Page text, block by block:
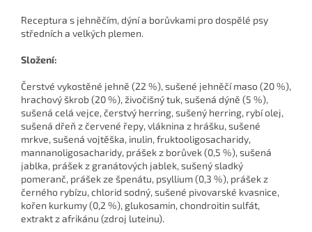
Receptura s jehněčím, dýní a borůvkami pro dospělé psy
středních a velkých plemen.
Složení:
Čerstvé vykostěné jehně (22 %), sušené jehněčí maso (20 %),
hrachový škrob (20 %), živočišný tuk, sušená dýně (5 %),
sušená celá vejce, čerstvý herring, sušený herring, rybí olej,
sušená dřeň z červené řepy, vláknina z hrášku, sušené
mrkve, sušená vojtěška, inulin, fruktooligosacharidy,
mannanoligosacharidy, prášek z borůvek (0,5 %), sušená
jablka, prášek z granátových jablek, sušený sladký
pomeranč, prášek ze špenátu, psyllium (0,3 %), prášek z
černého rybízu, chlorid sodný, sušené pivovarské kvasnice,
kořen kurkumy (0,2 %), glukosamin, chondroitin sulfát,
extrakt z afrikánu (zdroj luteinu).